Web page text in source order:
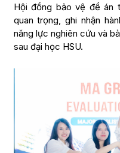
Hội đồng bảo vệ đề án
quan trọng, ghi nhận
năng lực nghiên cứu và
sau đại học HSU.